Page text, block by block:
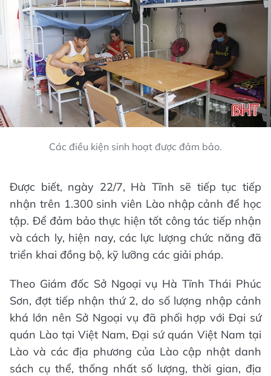
Các điều kiện sinh hoạt được đảm bảo.
Được biết, ngày 22/7, Hà Tĩnh sẽ tiếp tục tiếp
nhận trên 1.300 sinh viên Lào nhập cảnh để học
tập. Để đảm bảo thực hiện tốt công tác tiếp nhận
và cách ly, hiện nay, các lực lượng chức năng đã
triển khai đồng bộ, kỹ lưỡng các giải pháp.
Theo Giám đốc Sở Ngoại vụ Hà Tĩnh Thái Phúc
Sơn, đợt tiếp nhận thứ 2, do số lượng nhập cảnh
khá lớn nên Sở Ngoại vụ đã phối hợp với Đại sứ
quán Lào tại Việt Nam, Đại sứ quán Việt Nam tại
Lào và các địa phương của Lào cập nhật danh
sách cụ thể, thống nhất số lượng, thời gian, địa